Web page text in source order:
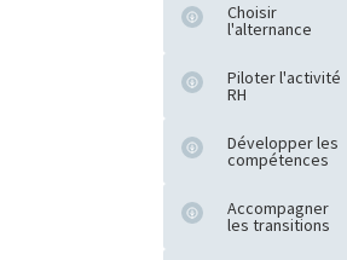
Choisir
l'alternance
Piloter l'activité
RH
Développer les
compétences
Accompagner
les transitions